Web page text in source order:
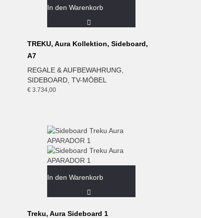
In den Warenkorb
TREKU, Aura Kollektion, Sideboard,
A7
REGALE & AUFBEWAHRUNG
SIDEBOARD ,TV-MÖBEL
€ 3.734,00
In den Warenkorb
Treku, Aura Sideboard 1